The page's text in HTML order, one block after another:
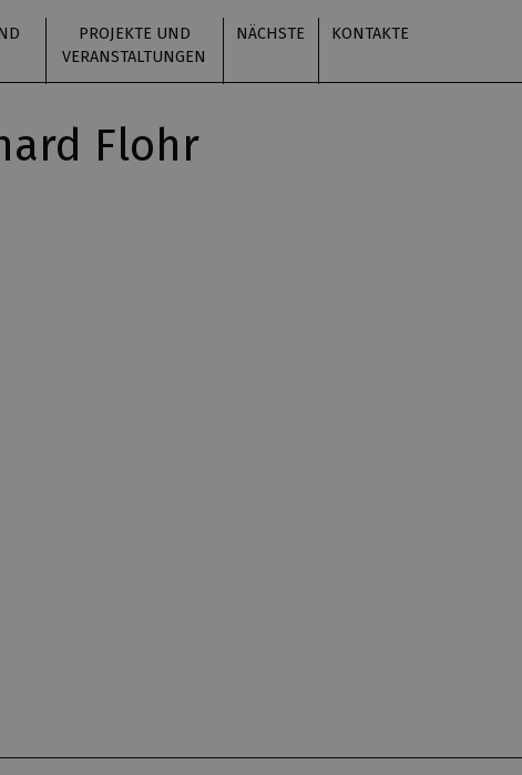
PROJEKTE UND
VERANSTALTUNGEN
NÄCHSTE KONTAKTE
Flohr